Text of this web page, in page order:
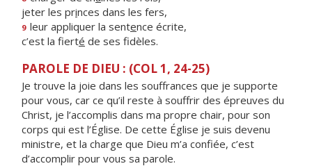
jeter les princes dans les fers,
9 leur appliquer la sentence écrite,
c’est la fierté de ses fidèles.
PAROLE DE DIEU : (COL 1, 24-25)
Je trouve la joie dans les souffrances que je supporte
pour vous, car ce qu’il reste à souffrir des épreuves du
Christ, je l’accomplis dans ma propre chair, pour son
corps qui est l’Église. De cette Église je suis devenu
ministre, et la charge que Dieu m’a confiée, c’est
d’accomplir pour vous sa parole.